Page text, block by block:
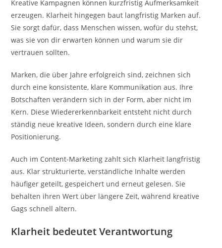
Kreative Kampagnen können kurzfristig Aufmerksamkeit
erzeugen. Klarheit hingegen baut langfristig Marken auf.
Sie sorgt dafür, dass Menschen wissen, wofür du stehst,
was sie von dir erwarten können und warum sie dir
vertrauen sollten.
Marken, die über Jahre erfolgreich sind, zeichnen sich
durch eine konsistente, klare Kommunikation aus. Ihre
Botschaften verändern sich in der Form, aber nicht im
Kern. Diese Wiedererkennbarkeit entsteht nicht durch
ständig neue kreative Ideen, sondern durch eine klare
Positionierung.
Auch im Content-Marketing zahlt sich Klarheit langfristig
aus. Klar strukturierte, verständliche Inhalte werden
häufiger geteilt, gespeichert und erneut gelesen. Sie
behalten ihren Wert über längere Zeit, während kreative
Gags schnell altern.
Klarheit bedeutet Verantwortung